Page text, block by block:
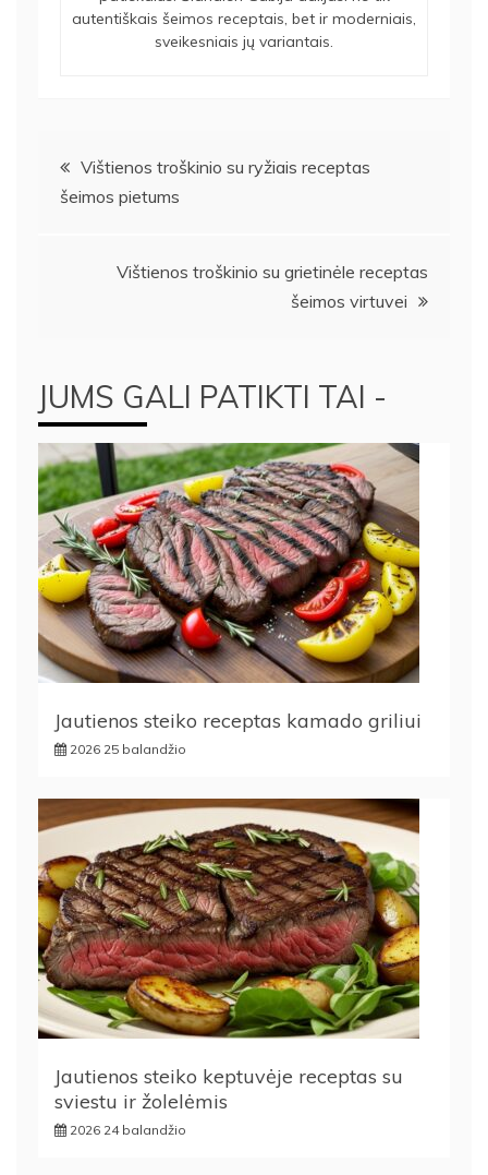
autentiškais šeimos receptais, bet ir moderniais,
sveikesniais jų variantais.
Navigacija
tarp
Vištienos troškinio su ryžiais receptas
šeimos pietums
Vištienos troškinio su grietinėle receptas
šeimos virtuvei
JUMS GALI PATIKTI TAI -
Jautienos steiko receptas kamado griliui
2026 25 balandžio
Jautienos steiko keptuvėje receptas su
sviestu ir žolelėmis
2026 24 balandžio